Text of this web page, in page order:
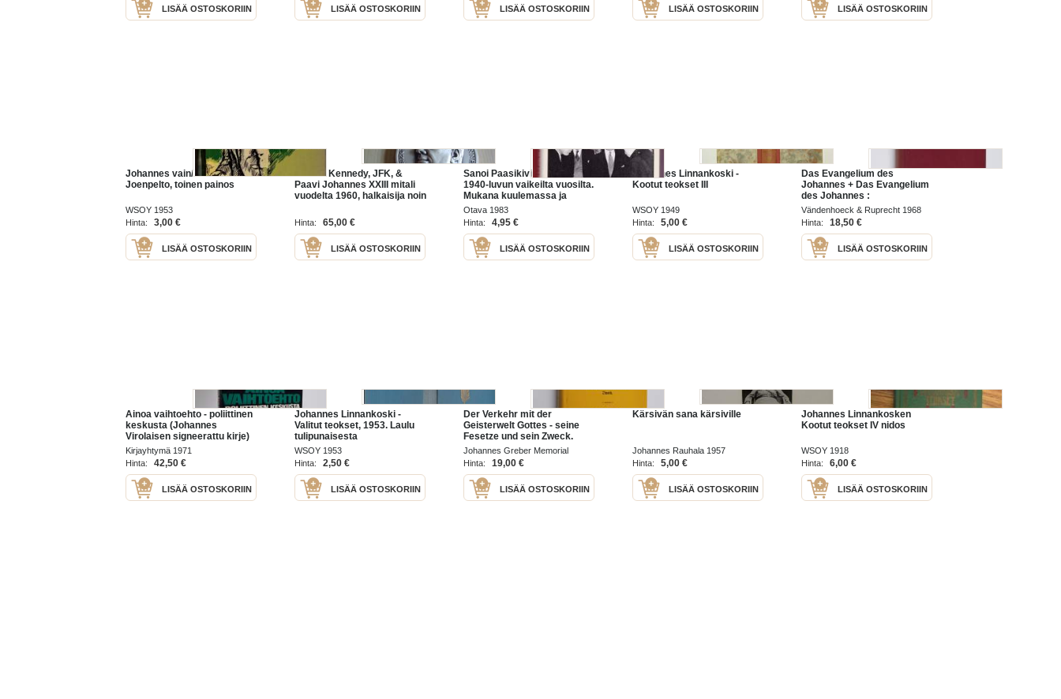
LISÄÄ OSTOSKORIIN LISÄÄ OSTOSKORIIN LISÄÄ OSTOSKORIIN LISÄÄ OSTOSKORIIN LISÄÄ OSTOSKORIIN
Johannes vain/ Eeva
Joenpelto, toinen painos
WSOY 1953
Hinta:
3,00 €
LISÄÄ OSTOSKORIIN
John F. Kennedy, JFK, &
Paavi Johannes XXIII mitali
vuodelta 1960, halkaisija noin
Katso myös muut kohteeni,
esim. paljon erilaisia
Hinta: 65,00 €
LISÄÄ OSTOSKORIIN
Sanoi Paasikivi : muistelmia
1940-luvun vaikeilta vuosilta.
Mukana kuulemassa ja
itsekin päättämässä oli
Johannes Virolainen.
Otava 1983
Hinta:
4,95 €
LISÄÄ OSTOSKORIIN
Johannes Linnankoski -
Kootut teokset III
WSOY 1949
Hinta:
5,00 €
LISÄÄ OSTOSKORIIN
Das Evangelium des
Johannes + Das Evangelium
des Johannes :
ergänzungsheft
Vändenhoeck & Ruprecht 1968
Hinta:
18,50 €
LISÄÄ OSTOSKORIIN
Ainoa vaihtoehto - poliittinen
keskusta (Johannes
Virolaisen signeerattu kirje)
Kirjayhtymä 1971
Hinta:
42,50 €
LISÄÄ OSTOSKORIIN
Johannes Linnankoski -
Valitut teokset, 1953. Laulu
tulipunaisesta
kukasta/Taistelu Heikkilän
talosta/Pakolaiset/Jeftan
tytär/Sirpaleita/Puheita
WSOY 1953
Hinta:
2,50 €
LISÄÄ OSTOSKORIIN
Der Verkehr mit der
Geisterwelt Gottes - seine
Fesetze und sein Zweck.
Selbsterlebnisse eine
katholischen Geistlichen
Johannes Greber Memorial
Foundation 1970
Hinta: 19,00 €
LISÄÄ OSTOSKORIIN
Kärsivän sana kärsiville
Johannes Rauhala 1957
Hinta:
5,00 €
LISÄÄ OSTOSKORIIN
Johannes Linnankosken
Kootut teokset IV nidos
WSOY 1918
Hinta:
6,00 €
LISÄÄ OSTOSKORIIN